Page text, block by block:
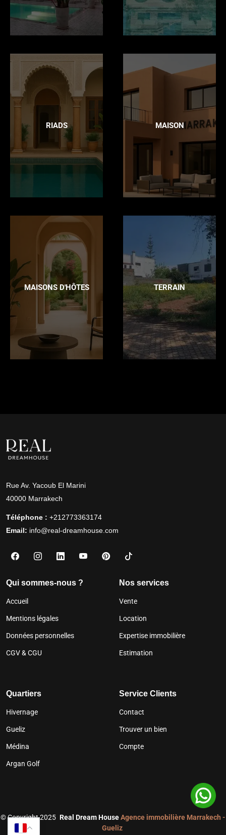
RIADS MAISON
MAISONS D'HÔTES TERRAIN
Rue Av. Yacoub El Marini
40000 Marrakech
Téléphone : +212773363174
Email: info@real-dreamhouse.com
Qui sommes-nous ?
Accueil
Mentions légales
Données personnelles
CGV & CGU
Nos services
Vente
Location
Expertise immobilière
Estimation
Quartiers
Hivernage
Gueliz
Médina
Argan Golf
Service Clients
Contact
Trouver un bien
Compte
©Copyright 2025 Real Dream HouseAgence immobilière Marrakech -
Gueliz